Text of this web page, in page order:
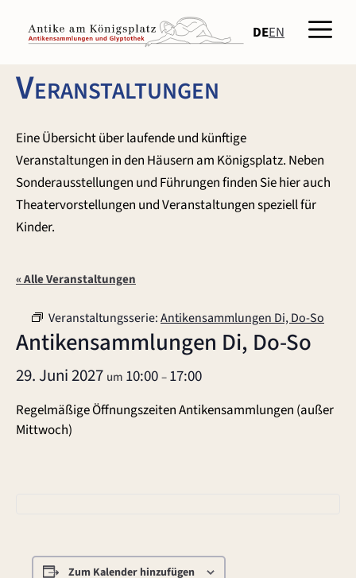
Inhalt
springen
DEEN
Veranstaltungen
Eine Übersicht über laufende und künftige
Veranstaltungen in den Häusern am Königsplatz. Neben
Sonderausstellungen und Führungen finden Sie hier auch
Theatervorstellungen und Veranstaltungen speziell für
Kinder.
« Alle Veranstaltungen
Veranstaltungsserie:Antikensammlungen Di, Do-So
Antikensammlungen Di, Do-So
29. Juni 2027 um 10:00–17:00
Regelmäßige Öffnungszeiten Antikensammlungen (außer
Mittwoch)
Zum Kalender hinzufügen